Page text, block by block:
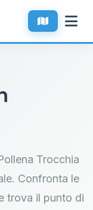
Trocchia
Confronta le
trova il punto di